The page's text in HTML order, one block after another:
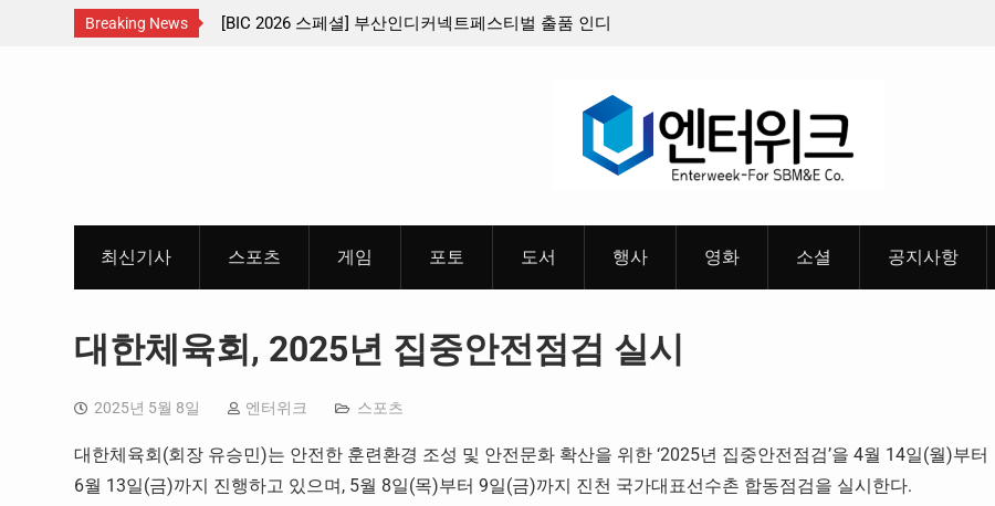
Breaking News
설 … 수도권 서남부 교통
[BIC 2026 스페셜] 부산인디커넥트페스티벌 출품 인디
최신기사 스포츠 게임 포토 도서 행사 영화 소셜 공지사항
대한체육회, 2025년 집중안전점검 실시
2025년 5월 8일 엔터위크 스포츠
대한체육회(회장 유승민)는 안전한 훈련환경 조성 및 안전문화 확산을 위한 ‘2025년 집중안전점검’을 4월 14일(월)부터
6월 13일(금)까지 진행하고 있으며, 5월 8일(목)부터 9일(금)까지 진천 국가대표선수촌 합동점검을 실시한다.